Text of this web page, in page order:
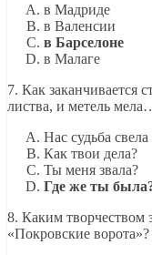
в Мадриде
в Валенсии
в Барселоне
в Малаге
7. Как заканчивается
листва, и метель
Нас судьба свела
Как твои дела?
Ты меня звала?
Где же ты
8. Каким
«Покровские ворота»?